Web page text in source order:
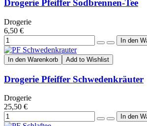
Drogerie Pfeiffer Sodbrennen-Tee
Drogerie
6,50 €
In den Warenkorb Add to Wishlist
Drogerie Pfeiffer Schwedenkräuter
Drogerie
25,50 €